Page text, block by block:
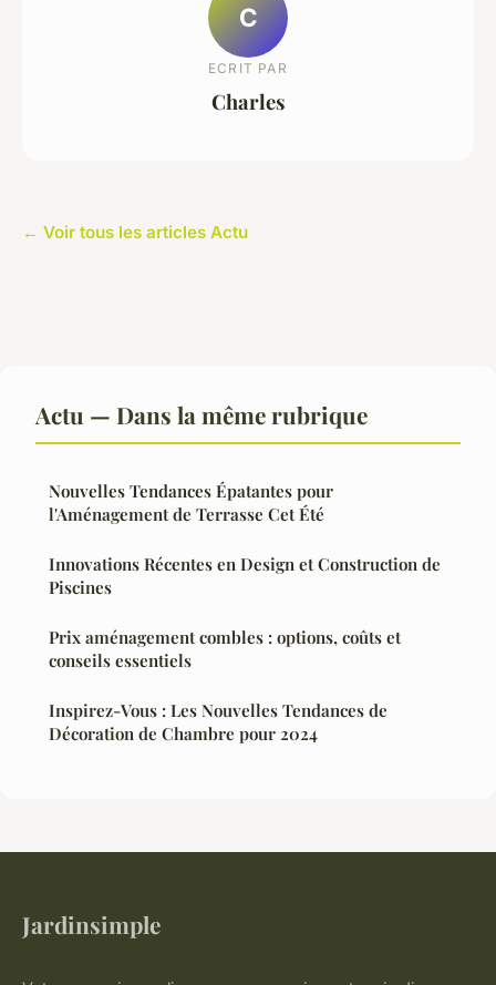
C
ECRIT PAR
Charles
← Voir tous les articles Actu
Actu — Dans la même rubrique
Nouvelles Tendances Épatantes pour
l'Aménagement de Terrasse Cet Été
Innovations Récentes en Design et Construction de
Piscines
Prix aménagement combles : options, coûts et
conseils essentiels
Inspirez-Vous : Les Nouvelles Tendances de
Décoration de Chambre pour 2024
Jardinsimple